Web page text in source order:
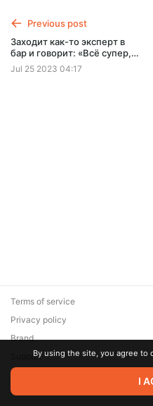
$1.28 $0.65
Billed
Previous post
Заходит как-то эксперт в
бар и говорит: «Всё супер,
но я эту статью хотел бы
ещё коллегам показать», а
Jul 25 2023 04:17
© 2026 Zaya Solutions Limited.
are the property of their
Terms of service
Privacy policy
Brand
SupportBy using the site, you agree to
I